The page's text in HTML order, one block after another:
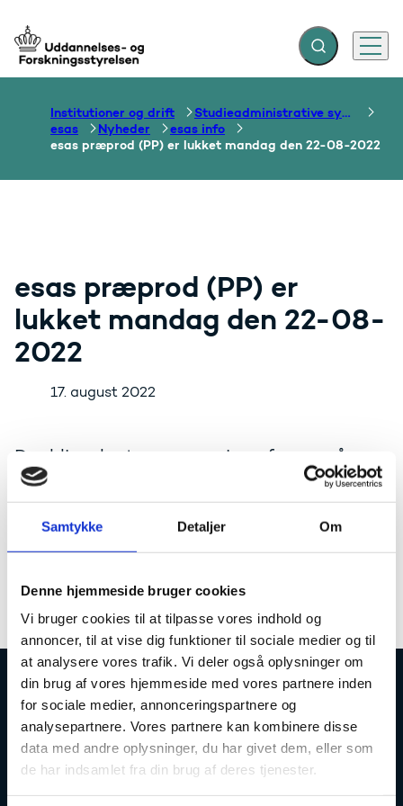
Samtykke Detaljer Om
Denne hjemmeside bruger cookies
Vi bruger cookies til at tilpasse vores indhold og
annoncer, til at vise dig funktioner til sociale medier og til
at analysere vores trafik. Vi deler også oplysninger om
din brug af vores hjemmeside med vores partnere inden
for sociale medier, annonceringspartnere og
analysepartnere. Vores partnere kan kombinere disse
data med andre oplysninger, du har givet dem, eller som
de har indsamlet fra din brug af deres tjenester.
Gå til forsiden Fold søgefelt ud
Menu
Institutioner og drift
Studieadministrative systemer
esas
Nyheder
esas info
esas præprod (PP) er lukket mandag den 22-08-2022
esas præprod (PP) er
lukket mandag den 22-08-
2022
17. august 2022
Der bliver lagt en ny version af esas på
præprod (PP).
Har du en sag i supporten, som har status ’Afventer
verificering’, så kan du verificere en eventuel løsning
eller fejlrettelse på præprod (PP) fra tirsdag den 23-
esas prod vil blive opdateret torsdag den 25-08-2022.
Uddannelses- og Forskningsstyrelsen